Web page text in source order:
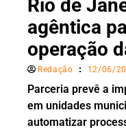
Rio de
agêntica
operação
Redação 12/06/
Parceria prevê a
em unidades
automatizar